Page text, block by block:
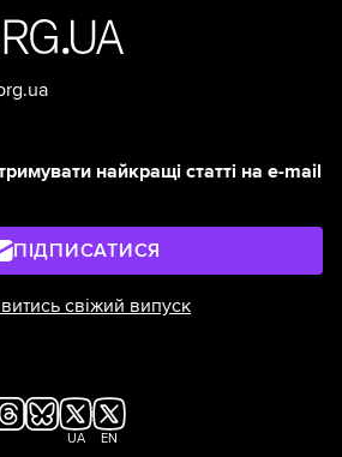
найкращі статті на e-mail
ПІДПИСАТИСЯ
свіжий випуск
UA EN